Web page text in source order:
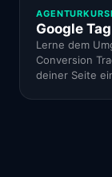
Google
Lerne dem
Conversion
deiner Seite